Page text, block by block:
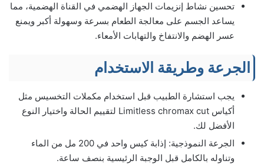
تحسين نشاط إنزيمات الجهاز الهضمي في القناة الهضمية، مما
يساعد الجسم على معالجة الطعام بسرعة وسهولة أكبر ويمنع
عسر الهضم والانتفاخ والتهابات الأمعاء.
الجرعة وطريقة الاستخدام
يجب استشارة الطبيب قبل استخدام مكملات التخسيس مثل
أكياس Limitless chromax cut لتقييم الحالة واختيار النوع
الأفضل لك.
الجرعة النموذجية: إذابة كيس واحد في 200 مل من الماء
وتناوله بالكامل قبل الوجبة الرئيسية بنصف ساعة.